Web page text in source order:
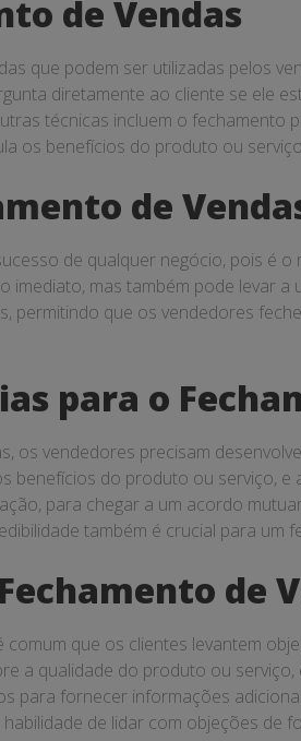
de Vendas
que podem ser utilizadas pelos
diretamente ao cliente se ele
técnicas incluem o
os benefícios do produto ou
de
de qualquer negócio, pois é
mas também pode levar
permitindo que os vendedores
para o
os vendedores precisam
benefícios do produto ou serviço,
para chegar a um acordo
também é crucial para um
de
que os clientes levantem
a qualidade do produto ou
para fornecer informações
de lidar com objeções